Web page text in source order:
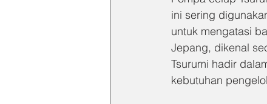
ini sering
untuk mengatasi
Jepang, dikenal
Tsurumi hadir
kebutuhan